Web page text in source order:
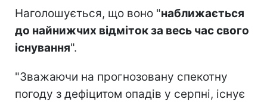
Наголошується, що воно "наближається
до найнижчих відміток за весь час свого
існування".
"Зважаючи на прогнозовану спекотну
погоду з дефіцитом опадів у серпні, існує